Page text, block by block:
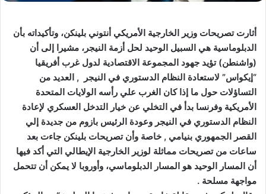
أثارت تصريحات وزير الخارجية الأمريكي أنتوني بلينكن، وتأكيداته بأن
الدبلوماسية هي السبيل الوحيد لحل أزمة النيجر، مشيرا إلى أن
(واشنطن) تؤيد جهود المجموعة الاقتصادية لدول غرب أفريقيا
“إيكواس” لاستعادة النظام الدستوري في النيجر , العديد من
التساؤلات حول ما إذا كان الغرب علي رأسه الولايات المتحدة
الأمريكية وفرنسا بدأ في التخلي عن خيار التدخل العسكري لإعادة
النظام الدستوري في النيجر وعودة الرئيس بازوم من جديدة إلي
القصر الجمهوري بنيامي , خاصة وأن تصريحات بلينكن جاءت بعد
ساعات من تصريحات مماثلة لوزير الخارجية الإيطالي التي أكد فيها
أن المسار الوحيد هو المسار الدبلوماسي، وأوروبا لا يمكن أن تتحمل
مواجهة مسلحة .